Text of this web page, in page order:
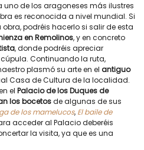
de los aragoneses más ilustres
es reconocida a nivel mundial. Si
podréis hacerlo si salir de esta
en Remolinos, y en concreto
, donde podréis apreciar
Continuando la ruta,
plasmó su arte en el antiguo
Casa de Cultura de la localidad.
el Palacio de los Duques de
los bocetosde algunas de sus
de los mamelucos, El baile de
acceder al Palacio deberéis
la visita, ya que es una